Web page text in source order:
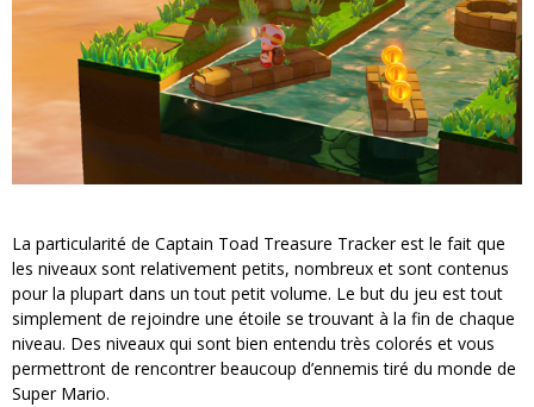
La particularité de Captain Toad Treasure Tracker est le fait que
les niveaux sont relativement petits, nombreux et sont contenus
pour la plupart dans un tout petit volume. Le but du jeu est tout
simplement de rejoindre une étoile se trouvant à la fin de chaque
niveau. Des niveaux qui sont bien entendu très colorés et vous
permettront de rencontrer beaucoup d’ennemis tiré du monde de
Super Mario.